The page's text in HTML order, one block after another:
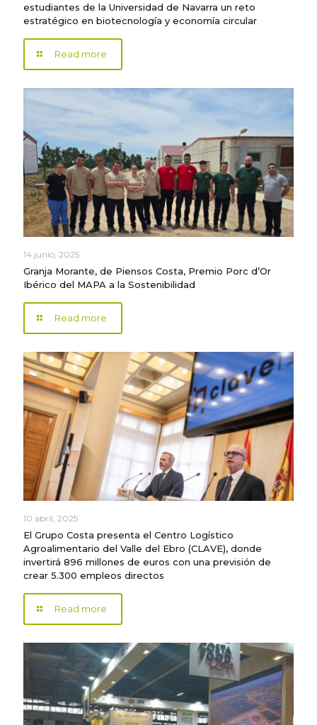
estudiantes de la Universidad de Navarra un reto
estratégico en biotecnología y economía circular
Read more
14 junio, 2025
Granja Morante, de Piensos Costa, Premio Porc d’Or
Ibérico del MAPA a la Sostenibilidad
Read more
10 abril, 2025
El Grupo Costa presenta el Centro Logístico
Agroalimentario del Valle del Ebro (CLAVE), donde
invertirá 896 millones de euros con una previsión de
crear 5.300 empleos directos
Read more